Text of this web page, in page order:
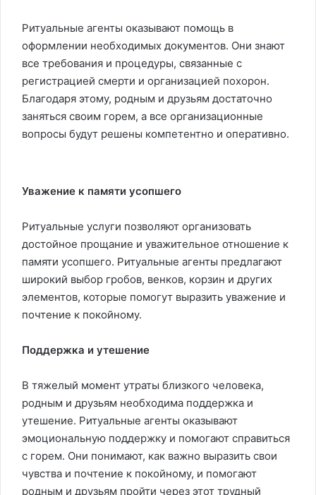
Ритуальные агенты оказывают помощь в
оформлении необходимых документов. Они знают
все требования и процедуры, связанные с
регистрацией смерти и организацией похорон.
Благодаря этому, родным и друзьям достаточно
заняться своим горем, а все организационные
вопросы будут решены компетентно и оперативно.
Уважение к памяти усопшего
Ритуальные услуги позволяют организовать
достойное прощание и уважительное отношение к
памяти усопшего. Ритуальные агенты предлагают
широкий выбор гробов, венков, корзин и других
элементов, которые помогут выразить уважение и
почтение к покойному.
Поддержка и утешение
В тяжелый момент утраты близкого человека,
родным и друзьям необходима поддержка и
утешение. Ритуальные агенты оказывают
эмоциональную поддержку и помогают справиться
с горем. Они понимают, как важно выразить свои
чувства и почтение к покойному, и помогают
родным и друзьям пройти через этот трудный